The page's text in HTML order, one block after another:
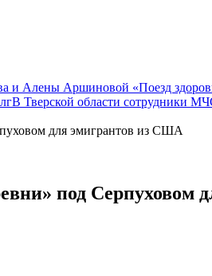
и Алены Аршиновой «Поезд
В Тверской области сотрудники
для эмигрантов из США
под Серпуховом